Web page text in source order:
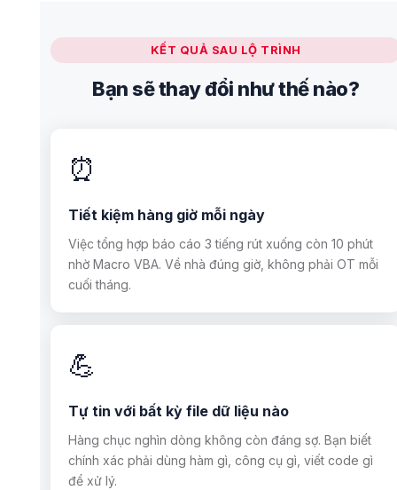
KẾT QUẢ SAU LỘ TRÌNH
Bạn sẽ thay đổi như thế nào?
⏰
Tiết kiệm hàng giờ mỗi ngày
Việc tổng hợp báo cáo 3 tiếng rút xuống còn 10 phút
nhờ Macro VBA. Về nhà đúng giờ, không phải OT mỗi
cuối tháng.
💪
Tự tin với bất kỳ file dữ liệu nào
Hàng chục nghìn dòng không còn đáng sợ. Bạn biết
chính xác phải dùng hàm gì, công cụ gì, viết code gì
để xử lý.